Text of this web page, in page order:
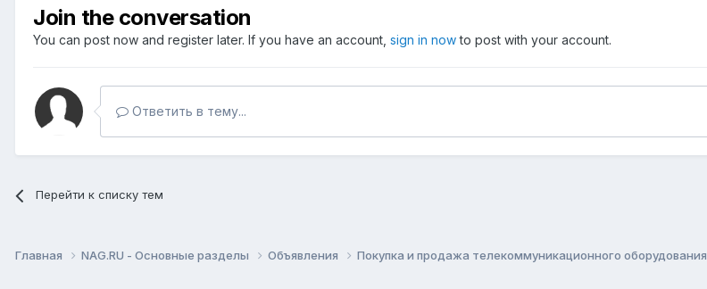
Join the conversation
You can post now and register later. If you have an account, sign in nowto post with your account.
Ответить в тему...
Перейти к списку тем
Главная NAG.RU - Основные разделы Объявления Покупка и продажа телекоммуникационного оборудования